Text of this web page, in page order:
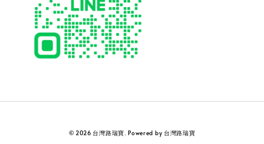
© 2026 台灣路瑞寶. Powered by 台灣路瑞寶